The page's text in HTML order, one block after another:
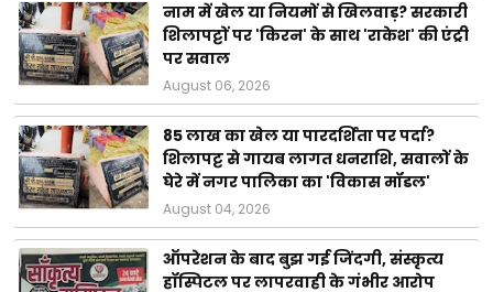
नाम में खेल या नियमों से खिलवाड़? सरकारी
शिलापट्टों पर 'किरन' के साथ 'राकेश' की एंट्री
पर सवाल
August 06, 2026
85 लाख का खेल या पारदर्शिता पर पर्दा?
शिलापट्ट से गायब लागत धनराशि, सवालों के
घेरे में नगर पालिका का 'विकास मॉडल'
August 04, 2026
ऑपरेशन के बाद बुझ गई जिंदगी, संस्कृत्य
हॉस्पिटल पर लापरवाही के गंभीर आरोप